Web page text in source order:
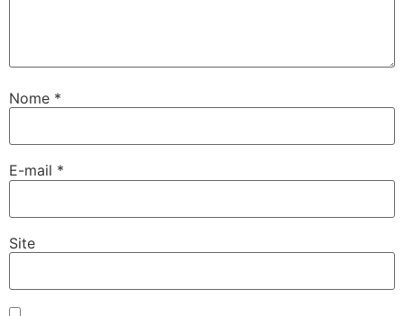
Nome *
E-mail *
Site